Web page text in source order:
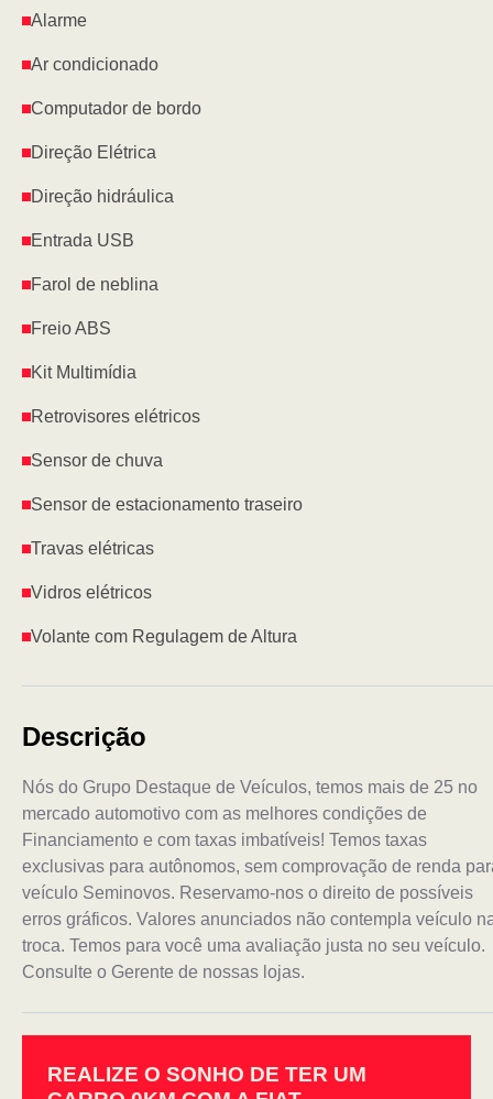
Alarme
Ar condicionado
Computador de bordo
Direção Elétrica
Direção hidráulica
Entrada USB
Farol de neblina
Freio ABS
Kit Multimídia
Retrovisores elétricos
Sensor de chuva
Sensor de estacionamento traseiro
Travas elétricas
Vidros elétricos
Volante com Regulagem de Altura
Descrição
Nós do Grupo Destaque de Veículos, temos mais de 25 no
mercado automotivo com as melhores condições de
Financiamento e com taxas imbatíveis! Temos taxas
exclusivas para autônomos, sem comprovação de renda
veículo Seminovos. Reservamo-nos o direito de possíveis
erros gráficos. Valores anunciados não contempla veículo
troca. Temos para você uma avaliação justa no seu veículo.
Consulte o Gerente de nossas lojas.
REALIZE O SONHO DE TER UM